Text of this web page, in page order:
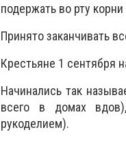
подержать во рту
Принято заканчивать
Крестьяне 1 сентября
Начинались так
всего в домах
рукоделием).